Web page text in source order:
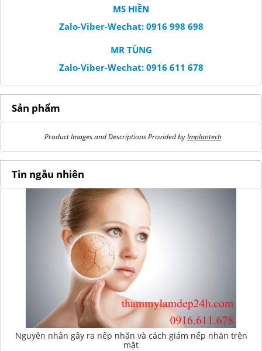
MS HIỀN
Zalo-Viber-Wechat: 0916 998 698
MR TÙNG
Zalo-Viber-Wechat: 0916 611 678
Sản phẩm
Product Images and Descriptions Provided byImplantech
Tin ngẫu nhiên
Nguyên nhân gây ra nếp nhăn và cách giảm nếp nhăn trên
mặt